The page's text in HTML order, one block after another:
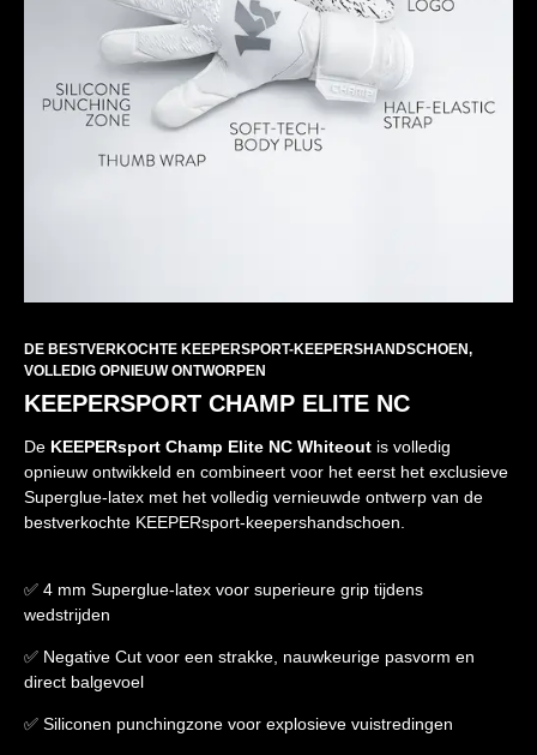
DE BESTVERKOCHTE KEEPERSPORT-KEEPERSHANDSCHOEN,
VOLLEDIG OPNIEUW ONTWORPEN
KEEPERSPORT CHAMP ELITE NC
De KEEPERsport Champ Elite NC Whiteout is volledig
opnieuw ontwikkeld en combineert voor het eerst het exclusieve
Superglue-latex met het volledig vernieuwde ontwerp van de
bestverkochte KEEPERsport-keepershandschoen.
✅ 4 mm Superglue-latex voor superieure grip tijdens
wedstrijden
✅ Negative Cut voor een strakke, nauwkeurige pasvorm en
direct balgevoel
✅ Siliconen punchingzone voor explosieve vuistredingen